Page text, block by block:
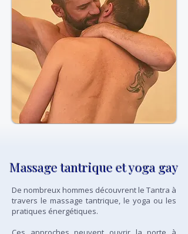
Massage tantrique et yoga gay
De nombreux hommes découvrent le Tantra à
travers le massage tantrique, le yoga ou les
pratiques énergétiques.